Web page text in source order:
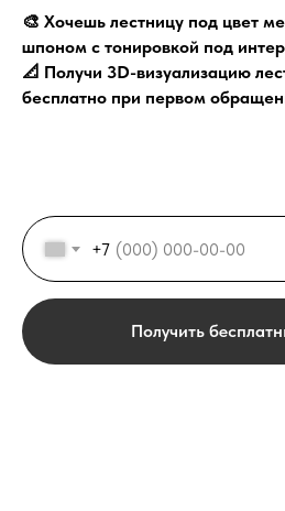
🎨 Хочешь лестницу под цвет
шпоном с тонировкой под
📐 Получи 3D-визуализацию
бесплатно при первом
+7
Получить